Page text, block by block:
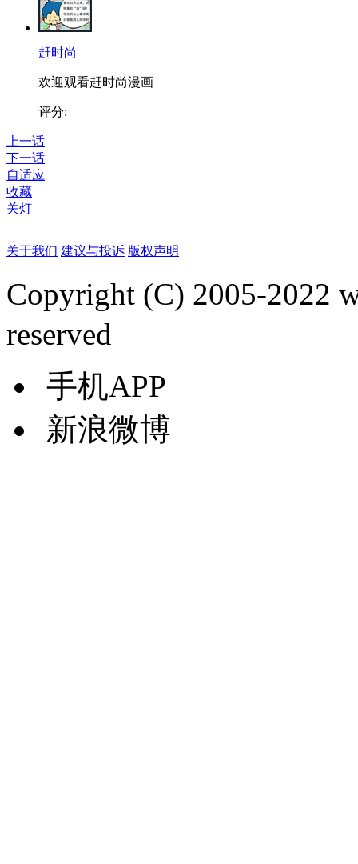
赶时尚
欢迎观看赶时尚漫画
评分:
上一话
下一话
自适应
收藏
关灯
关于我们 建议与投诉 版权声明
Copyright (C) 2005-2022
reserved
手机APP
新浪微博